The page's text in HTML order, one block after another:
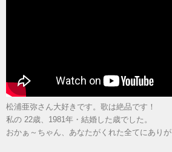
松浦亜弥さん大好きです。歌は絶品です！
私の 22歳、1981年・結婚した歳でした。
おかぁ～ちゃん、あなたがくれた全てにありが